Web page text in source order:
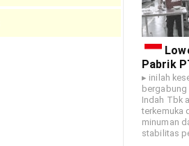
Pabrik
▸ inilah
bergabung
Indah Tbk
terkemuka
minuman
stabilitas